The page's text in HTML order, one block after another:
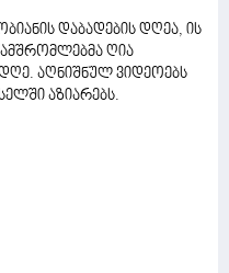
დაბადების დღეა, ის
ღია
აღნიშნულ ვიდეოებს
აზიარებს.